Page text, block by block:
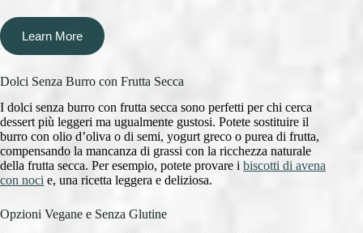
Learn More
Dolci Senza Burro con Frutta Secca
I dolci senza burro con frutta secca sono perfetti per chi cerca
dessert più leggeri ma ugualmente gustosi. Potete sostituire il
burro con olio d’oliva o di semi, yogurt greco o purea di frutta,
compensando la mancanza di grassi con la ricchezza naturale
della frutta secca. Per esempio, potete provare i biscotti di avena
con noci e, una ricetta leggera e deliziosa.
Opzioni Vegane e Senza Glutine